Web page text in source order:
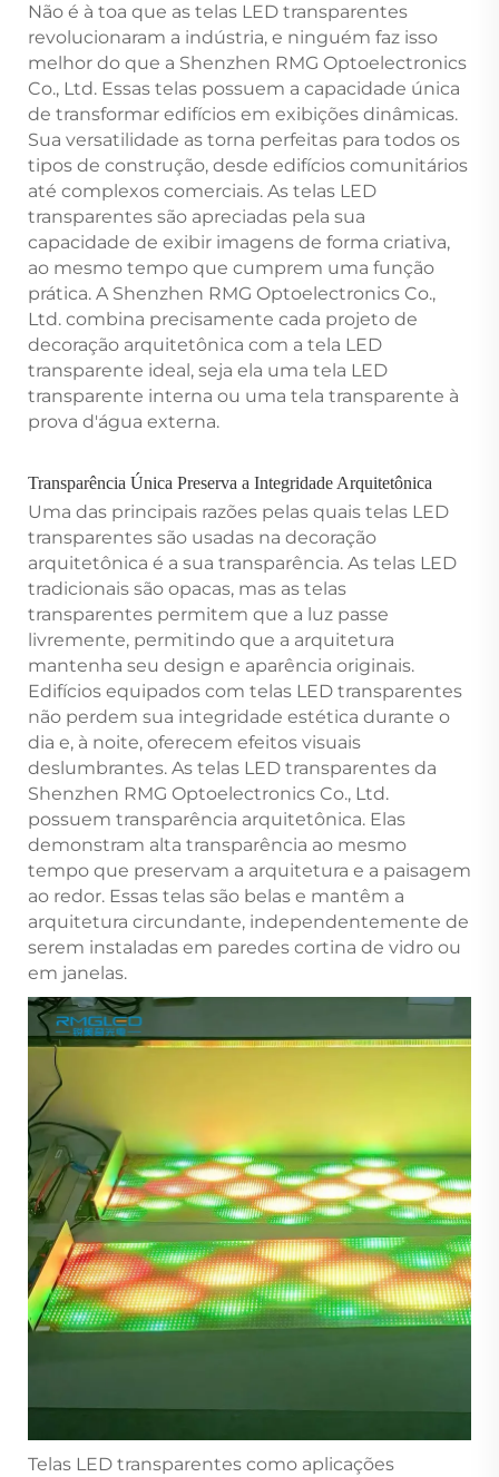
Não é à toa que as telas LED transparentes
revolucionaram a indústria, e ninguém faz isso
melhor do que a Shenzhen RMG Optoelectronics
Co., Ltd. Essas telas possuem a capacidade única
de transformar edifícios em exibições dinâmicas.
Sua versatilidade as torna perfeitas para todos os
tipos de construção, desde edifícios comunitários
até complexos comerciais. As telas LED
transparentes são apreciadas pela sua
capacidade de exibir imagens de forma criativa,
ao mesmo tempo que cumprem uma função
prática. A Shenzhen RMG Optoelectronics Co.,
Ltd. combina precisamente cada projeto de
decoração arquitetônica com a tela LED
transparente ideal, seja ela uma tela LED
transparente interna ou uma tela transparente à
prova d'água externa.
Transparência Única Preserva a Integridade Arquitetônica
Uma das principais razões pelas quais telas LED
transparentes são usadas na decoração
arquitetônica é a sua transparência. As telas LED
tradicionais são opacas, mas as telas
transparentes permitem que a luz passe
livremente, permitindo que a arquitetura
mantenha seu design e aparência originais.
Edifícios equipados com telas LED transparentes
não perdem sua integridade estética durante o
dia e, à noite, oferecem efeitos visuais
deslumbrantes. As telas LED transparentes da
Shenzhen RMG Optoelectronics Co., Ltd.
possuem transparência arquitetônica. Elas
demonstram alta transparência ao mesmo
tempo que preservam a arquitetura e a paisagem
ao redor. Essas telas são belas e mantêm a
arquitetura circundante, independentemente de
serem instaladas em paredes cortina de vidro ou
em janelas.
Telas LED transparentes como aplicações